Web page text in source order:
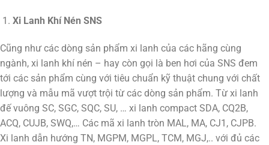
Xi Lanh Khí Nén SNS
Cũng như các dòng sản phẩm xi lanh của các hãng cùng
ngành, xi lanh khí nén – hay còn gọi là ben hơi của SNS đem
tới các sản phẩm cùng với tiêu chuẩn kỹ thuật chung với chất
lượng và mẫu mã vượt trội từ các dòng sản phẩm. Từ xi lanh
đế vuông SC, SGC, SQC, SU, … xi lanh compact SDA, CQ2B,
ACQ, CUJB, SWQ,… Các mã xi lanh tròn MAL, MA, CJ1, CJPB.
Xi lanh dẫn hướng TN, MGPM, MGPL, TCM, MGJ,.. với đủ các